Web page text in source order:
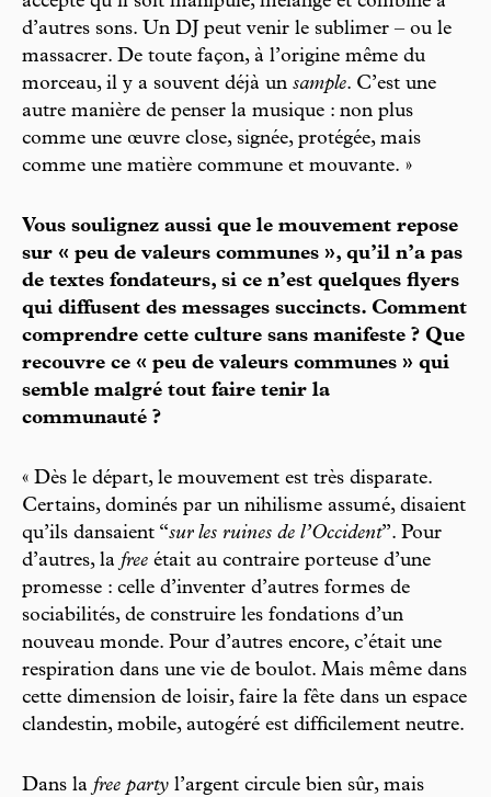
d’autres sons. Un DJ peut venir le sublimer – ou le
massacrer. De toute façon, à l’origine même du
morceau, il y a souvent déjà un sample. C’est une
autre manière de penser la musique : non plus
comme une œuvre close, signée, protégée, mais
comme une matière commune et mouvante. »
Vous soulignez aussi que le mouvement repose
sur « peu de valeurs communes », qu’il n’a pas
de textes fondateurs, si ce n’est quelques flyers
qui diffusent des messages succincts. Comment
comprendre cette culture sans manifeste ? Que
recouvre ce « peu de valeurs communes » qui
semble malgré tout faire tenir la
communauté ?
« Dès le départ, le mouvement est très disparate.
Certains, dominés par un nihilisme assumé, disaient
qu’ils dansaient “sur les ruines de l’Occident”. Pour
d’autres, la free était au contraire porteuse d’une
promesse : celle d’inventer d’autres formes de
sociabilités, de construire les fondations d’un
nouveau monde. Pour d’autres encore, c’était une
respiration dans une vie de boulot. Mais même dans
cette dimension de loisir, faire la fête dans un espace
clandestin, mobile, autogéré est difficilement neutre.
Dans la free party l’argent circule bien sûr, mais